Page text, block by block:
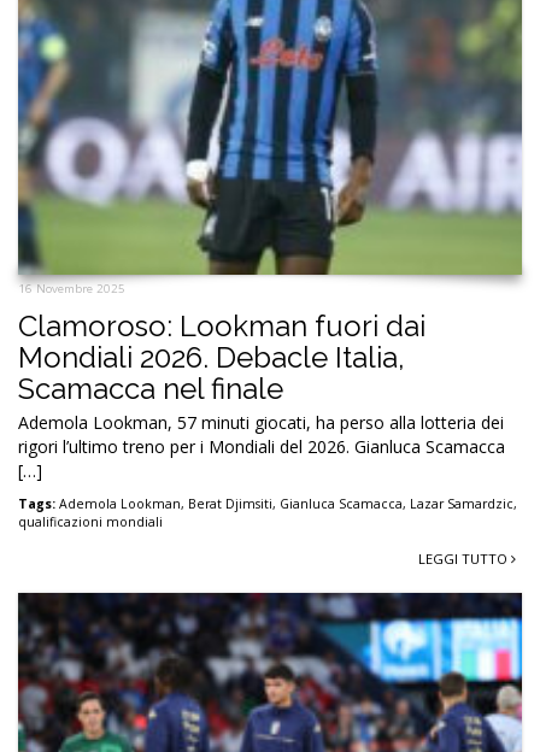
16 Novembre 2025
Clamoroso: Lookman fuori dai
Mondiali 2026. Debacle Italia,
Scamacca nel finale
Ademola Lookman, 57 minuti giocati, ha perso alla lotteria dei
rigori l’ultimo treno per i Mondiali del 2026. Gianluca Scamacca
[…]
Tags: Ademola Lookman, Berat Djimsiti, Gianluca Scamacca, Lazar Samardzic,
qualificazioni mondiali
LEGGI TUTTO